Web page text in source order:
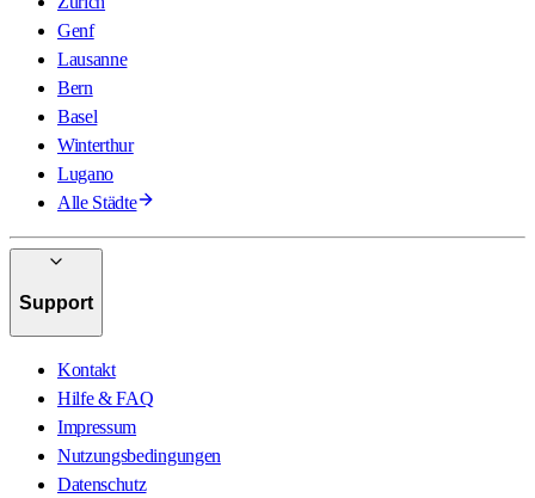
Genf
Lausanne
Bern
Basel
Winterthur
Lugano
Alle Städte
Support
Kontakt
Hilfe & FAQ
Impressum
Nutzungsbedingungen
Datenschutz